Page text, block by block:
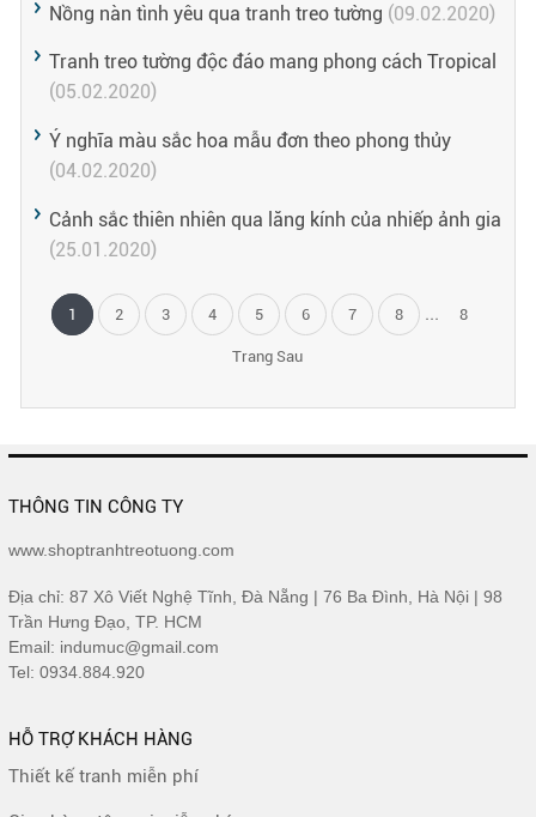
Nồng nàn tình yêu qua tranh treo tường (09.02.2020)
Tranh treo tường độc đáo mang phong cách Tropical
(05.02.2020)
Ý nghĩa màu sắc hoa mẫu đơn theo phong thủy
(04.02.2020)
Cảnh sắc thiên nhiên qua lăng kính của nhiếp ảnh gia
(25.01.2020)
1 2 3 4 5 6 7 8 ... 8
Trang Sau
THÔNG TIN CÔNG TY
www.shoptranhtreotuong.com
Địa chỉ: 87 Xô Viết Nghệ Tĩnh, Đà Nẵng | 76 Ba Đình, Hà Nội | 98
Trần Hưng Đạo, TP. HCM
Email: indumuc@gmail.com
Tel: 0934.884.920
HỖ TRỢ KHÁCH HÀNG
Thiết kế tranh miễn phí